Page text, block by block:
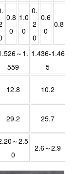
0.8
0
1.0
0
0.
2
0
0.6
0
0.8
～1.
559
1.436-1.46
5
12.8 10.2
29.2 25.7
～2.5
0
2.6～2.9